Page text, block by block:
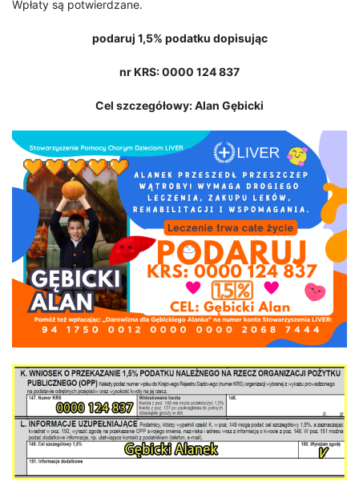
Wpłaty są potwierdzane.
podaruj 1,5% podatku dopisując
nr KRS: 0000 124 837
Cel szczegółowy: Alan Gębicki